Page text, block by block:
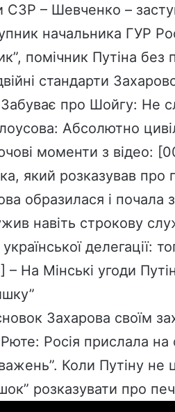
СЗР – Шевченко –
начальника ГУР
помічник Путіна
стандарти
Забуває про Шойгу: Не
Абсолютно
моменти з відео:
який розказував про
образилася і
навіть строкову
делегації:
– На Мінські угоди
Захарова своїм
Росія прислала на
Коли Путіну не
розказувати про